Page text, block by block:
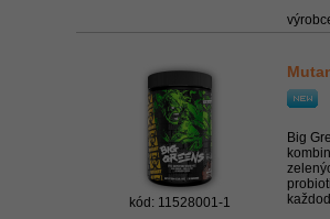
kód: 11528001-1
Big